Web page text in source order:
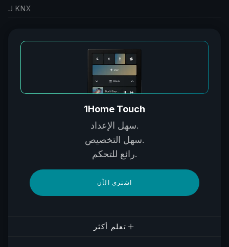
لـ KNX
1Home Touch
سهل الإعداد.
سهل التخصيص.
رائع للتحكم.
اشتري الآن
تعلم أكثر